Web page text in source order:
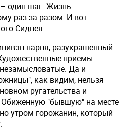
один шаг. Жизнь
раз за разом. И вот
Сиднея.
парня, разукрашенный
приемы
Да и
как видим, нельзя
ругательства и
Обиженную "бывшую" на месте
утром горожанин, который